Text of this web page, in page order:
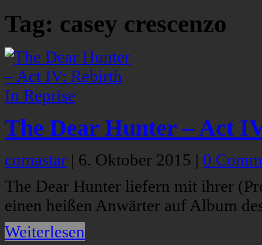
Tag: casey crescenzo
The Dear Hunter – Act
comastar | 6. Oktober 2015 | 0
The Dear Hunter liefern mit ihrer
einen heißen Anwärter auf Album
Weiterlesen